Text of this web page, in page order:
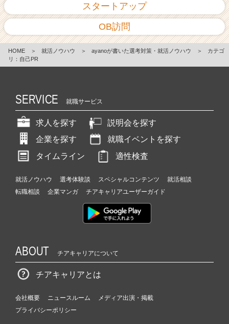
スタートアップ
OB訪問
HOME ＞ 就活ノウハウ ＞ ayanoが書いた選考対策・就活ノウハウ ＞
カテゴ
リ：自己PR
SERVICE 就職サービス
求人を探す
説明会を探す
企業を探す
就職イベントを探す
タイムライン
適性検査
就活ノウハウ 選考体験談 スペシャルコンテンツ
就活相談
転職相談
企業マンガ チアキャリアユーザーガイド
ABOUT チアキャリアについて
チアキャリアとは
会社概要 ニュースルーム
メディア出演・掲載
プライバシーポリシー